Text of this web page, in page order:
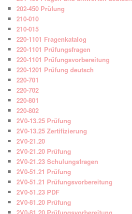
202-450 Prüfung
210-010
210-015
220-1101 Fragenkatalog
220-1101 Prüfungsfragen
220-1101 Prüfungsvorbereitung
220-1201 Prüfung deutsch
220-701
220-702
220-801
220-802
2V0-13.25 Prüfung
2V0-13.25 Zertifizierung
2V0-21.20
2V0-21.20 Prüfung
2V0-21.23 Schulungsfragen
2V0-51.21 Prüfung
2V0-51.21 Prüfungsvorbereitung
2V0-51.23 PDF
2V0-81.20 Prüfung